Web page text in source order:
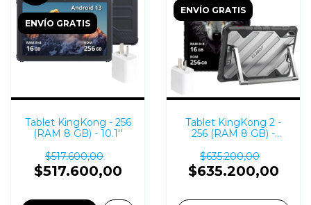
ENVÍO GRATIS
Tablet KingKong - 256
(RAM 8 GB) - 10.1''
$517.600,00
$517.600,00
ENVÍO GRATIS
Tablet KingKong 2 -
256 (RAM 8 GB) -
$635.200,00
$635.200,00